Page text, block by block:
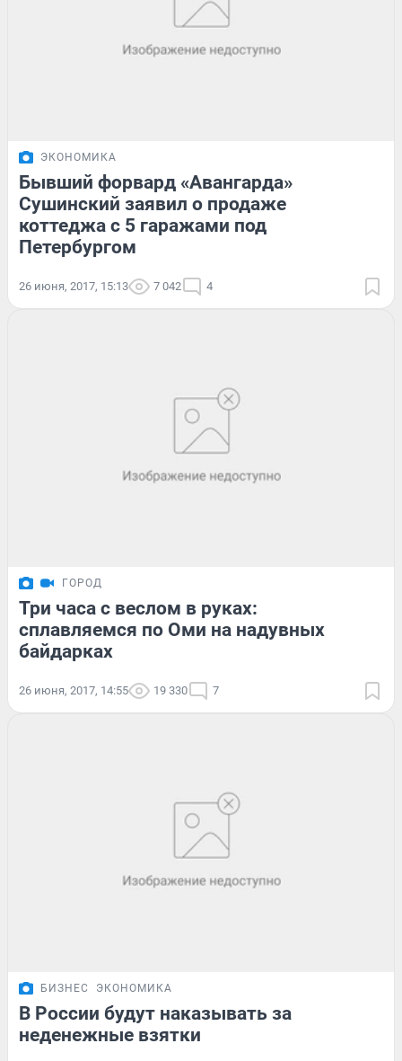
ЭКОНОМИКА
Бывший форвард «Авангарда»
Сушинский заявил о продаже
коттеджа с 5 гаражами под
Петербургом
26 июня, 2017, 15:13 7 042 4
ГОРОД
Три часа с веслом в руках:
сплавляемся по Оми на надувных
байдарках
26 июня, 2017, 14:55 19 330 7
БИЗНЕС ЭКОНОМИКА
В России будут наказывать за
неденежные взятки